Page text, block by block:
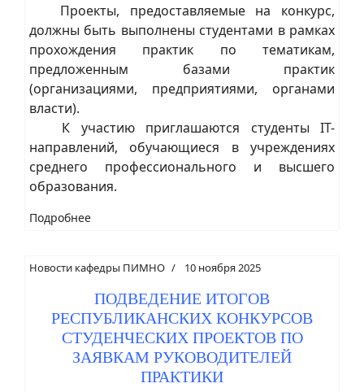
Проекты, предоставляемые на конкурс,
должны быть выполнены студентами в рамках
прохождения практик по тематикам,
предложенным базами практик
(организациями, предприятиями, органами
власти).
К участию приглашаются студенты IT-
направлений, обучающиеся в учреждениях
среднего профессионального и высшего
образования.
Подробнее
Новости кафедры ПИМНО 10 ноября 2025
ПОДВЕДЕНИЕ ИТОГОВ
РЕСПУБЛИКАНСКИХ КОНКУРСОВ
СТУДЕНЧЕСКИХ ПРОЕКТОВ ПО
ЗАЯВКАМ РУКОВОДИТЕЛЕЙ
ПРАКТИКИ